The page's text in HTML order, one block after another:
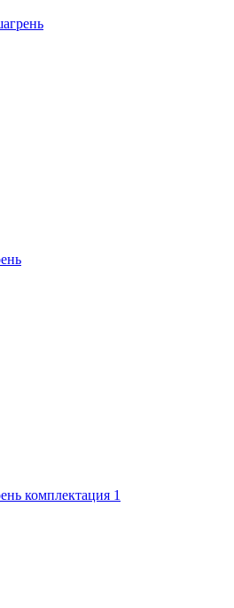
комплектация 1